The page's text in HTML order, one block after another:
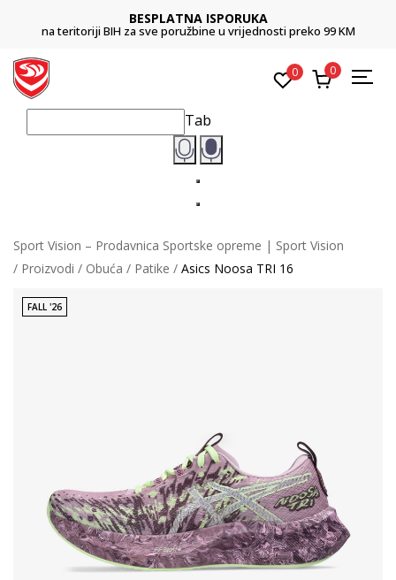
BESPLATNA ISPORUKA
na teritoriji BIH za sve poružbine u vrijednosti preko 99 KM
0 0
Tab
Sport Vision – Prodavnica Sportske opreme | Sport Vision
Proizvodi
Obuća Patike Asics Noosa TRI 16
FALL '26